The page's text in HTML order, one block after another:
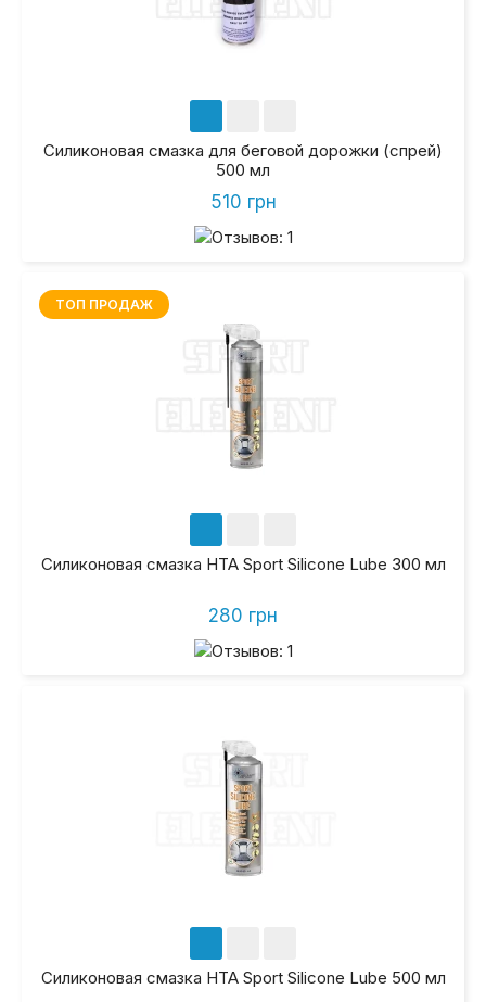
Силиконовая смазка для беговой дорожки (спрей)
500 мл
510 грн
ТОП ПРОДАЖ
Силиконовая смазка HTA Sport Silicone Lube 300 мл
280 грн
Силиконовая смазка HTA Sport Silicone Lube 500 мл